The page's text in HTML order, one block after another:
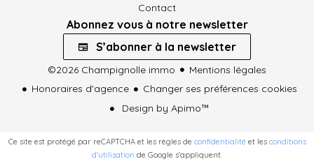
Contact
Abonnez vous à notre newsletter
S’abonner à la newsletter
©2026 Champignolle immo
Mentions légales
Honoraires d'agence
Changer ses préférences cookies
Design by Apimo™
Ce site est protégé par reCAPTCHA et les règles de confidentialité et les conditions
d'utilisation de Google s'appliquent.